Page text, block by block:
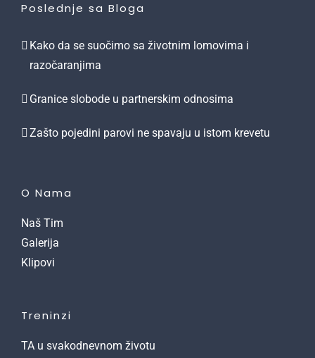
Poslednje sa Bloga
Kako da se suočimo sa životnim lomovima i
razočaranjima
Granice slobode u partnerskim odnosima
Zašto pojedini parovi ne spavaju u istom krevetu
O Nama
Naš Tim
Galerija
Klipovi
Treninzi
TA u svakodnevnom životu